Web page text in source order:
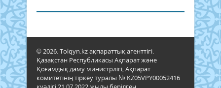
© 2026. Tolqyn.kz ақпараттық агенттігі.
Қазақстан Республикасы Ақпарат және
Қоғамдық даму министрлігі, Ақпарат
комитетінің тіркеу туралы № KZ05VPY00052416